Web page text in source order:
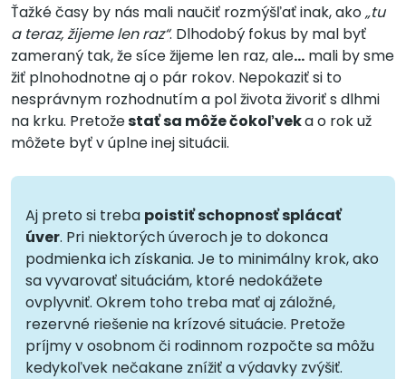
Ťažké časy by nás mali naučiť rozmýšľať inak, ako„tu
a teraz, žijeme len raz“. Dlhodobý fokus by mal byť
zameraný tak, že síce žijeme len raz, ale… mali by sme
žiť plnohodnotne aj o pár rokov. Nepokaziť si to
nesprávnym rozhodnutím a pol života živoriť s dlhmi
na krku. Pretožestať sa môže čokoľveka o rok už
môžete byť v úplne inej situácii.
Aj preto si treba poistiť schopnosť splácať
úver. Pri niektorých úveroch je to dokonca
podmienka ich získania. Je to minimálny krok, ako
sa vyvarovať situáciám, ktoré nedokážete
ovplyvniť. Okrem toho treba mať aj záložné,
rezervné riešeniena krízové situácie. Pretože
príjmy v osobnom či rodinnom rozpočte sa môžu
kedykoľvek nečakane znížiť a výdavky zvýšiť.